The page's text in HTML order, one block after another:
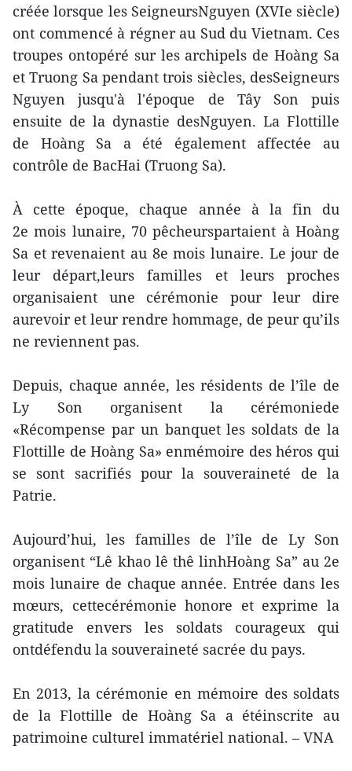
créée lorsque les SeigneursNguyen (XVIe siècle)
ont commencé à régner au Sud du Vietnam. Ces
troupes ontopéré sur les archipels de Hoàng Sa
et Truong Sa pendant trois siècles, desSeigneurs
Nguyen jusqu'à l'époque de Tây Son puis
ensuite de la dynastie desNguyen. La Flottille
de Hoàng Sa a été également affectée au
contrôle de BacHai (Truong Sa).
À cette époque, chaque année à la fin du
2e mois lunaire, 70 pêcheurspartaient à Hoàng
Sa et revenaient au 8e mois lunaire. Le jour de
leur départ,leurs familles et leurs proches
organisaient une cérémonie pour leur dire
aurevoir et leur rendre hommage, de peur qu’ils
ne reviennent pas.
Depuis, chaque année, les résidents de l’île de
Ly Son organisent la cérémoniede
«Récompense par un banquet les soldats de la
Flottille de Hoàng Sa» enmémoire des héros qui
se sont sacrifiés pour la souveraineté de la
Patrie.
Aujourd’hui, les familles de l’île de Ly Son
organisent “Lê khao lê thê linhHoàng Sa” au 2e
mois lunaire de chaque année. Entrée dans les
mœurs, cettecérémonie honore et exprime la
gratitude envers les soldats courageux qui
ontdéfendu la souveraineté sacrée du pays.
En 2013, la cérémonie en mémoire des soldats
de la Flottille de Hoàng Sa a étéinscrite au
patrimoine culturel immatériel national. – VNA